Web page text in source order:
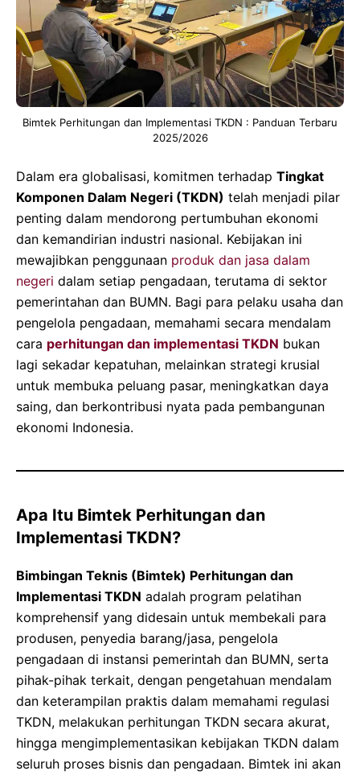
Bimtek Perhitungan dan Implementasi TKDN : Panduan Terbaru
2025/2026
Dalam era globalisasi, komitmen terhadap Tingkat
Komponen Dalam Negeri (TKDN) telah menjadi pilar
penting dalam mendorong pertumbuhan ekonomi
dan kemandirian industri nasional. Kebijakan ini
mewajibkan penggunaan produk dan jasa dalam
negeri dalam setiap pengadaan, terutama di sektor
pemerintahan dan BUMN. Bagi para pelaku usaha dan
pengelola pengadaan, memahami secara mendalam
cara perhitungan dan implementasi TKDN bukan
lagi sekadar kepatuhan, melainkan strategi krusial
untuk membuka peluang pasar, meningkatkan daya
saing, dan berkontribusi nyata pada pembangunan
ekonomi Indonesia.
Apa Itu Bimtek Perhitungan dan
Implementasi TKDN?
Bimbingan Teknis (Bimtek) Perhitungan dan
Implementasi TKDN adalah program pelatihan
komprehensif yang didesain untuk membekali para
produsen, penyedia barang/jasa, pengelola
pengadaan di instansi pemerintah dan BUMN, serta
pihak-pihak terkait, dengan pengetahuan mendalam
dan keterampilan praktis dalam memahami regulasi
TKDN, melakukan perhitungan TKDN secara akurat,
hingga mengimplementasikan kebijakan TKDN dalam
seluruh proses bisnis dan pengadaan. Bimtek ini akan